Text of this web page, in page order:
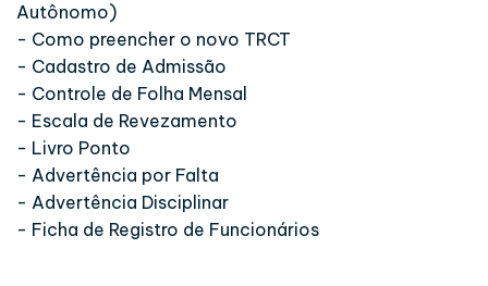
Autônomo)
- Como preencher o novo TRCT
- Cadastro de Admissão
- Controle de Folha Mensal
- Escala de Revezamento
- Livro Ponto
- Advertência por Falta
- Advertência Disciplinar
- Ficha de Registro de Funcionários